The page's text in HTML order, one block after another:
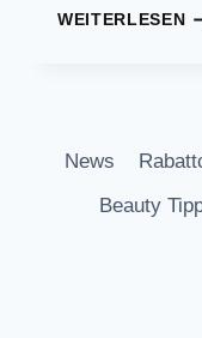
WEITERLESEN
News
Beauty